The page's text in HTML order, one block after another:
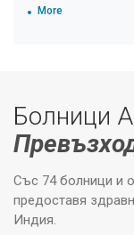
More
Болници
Със 74 болници и
предоставя
Индия.